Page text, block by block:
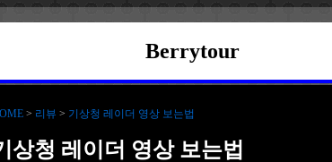
Berrytour
> 리뷰 > 기상청 레이더 영상 보는법
상청 레이더 영상 보는법